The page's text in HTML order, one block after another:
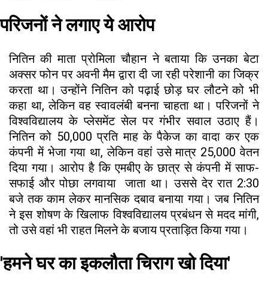
परिजनों ने लगाए ये आरोप
नितिन की माता प्रोमिला चौहान ने बताया कि उनका बेटा
अक्सर फोन पर अवनी मैम द्वारा दी जा रही परेशानी का जिक्र
करता था। उन्होंने नितिन को पढ़ाई छोड़ घर लौटने को भी
कहा था, लेकिन वह स्वावलंबी बनना चाहता था। परिजनों ने
विश्वविद्यालय के प्लेसमेंट सेल पर गंभीर सवाल उठाए हैं।
नितिन को ₹50,000 प्रति माह के पैकेज का वादा कर एक
कंपनी में भेजा गया था, लेकिन वहां उसे मात्र ₹25,000 वेतन
दिया गया। आरोप है कि एमबीए के छात्र से कंपनी में साफ-
सफाई और पोछा लगवाया जाता था। उससे देर रात 2:30
बजे तक काम लेकर मानसिक दबाव बनाया गया। जब नितिन
ने इस शोषण के खिलाफ विश्वविद्यालय प्रबंधन से मदद मांगी,
तो उसे वहां भी राहत मिलने के बजाय प्रताड़ित किया गया।
'हमने घर का इकलौता चिराग खो दिया'